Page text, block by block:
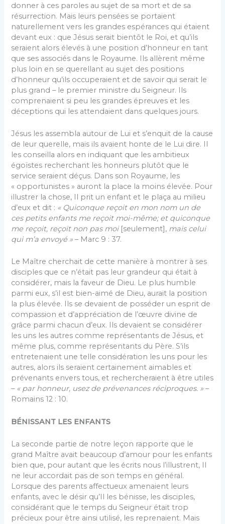
donner à ces paroles au sujet de sa mort et de sa
résurrection. Mais leurs pensées se portaient
naturellement vers les grandes espérances qui étaient
devant eux : que Jésus serait bientôt le Roi, et qu’ils
seraient alors élevés à une position d’honneur en tant
que ses associés dans le Royaume. Ils allèrent même
plus loin en se querellant au sujet des positions
d’honneur qu’ils occuperaient et de savoir qui serait le
plus grand – le premier ministre du Seigneur. Ils
comprenaient si peu les grandes épreuves et les
déceptions qui les attendaient dans quelques jours.
Jésus les assembla autour de Lui et s’enquit de la cause
de leur querelle, mais ils avaient honte de le Lui dire. Il
les conseilla alors en indiquant que les ambitieux
égoïstes recherchant les honneurs plutôt que le
service seraient déçus. Dans son Royaume, les
« opportunistes » auront la place la moins élevée. Pour
illustrer la chose, Il prit un enfant et le plaça au milieu
d’eux et dit : « Quiconque reçoit en mon nom un de
ces petits enfants me reçoit moi-même; et quiconque
me reçoit, reçoit non pas moi[seulement], mais celui
qui m’a envoyé » – Marc 9 : 37.
Le Maître cherchait de cette manière à montrer à ses
disciples que ce n’était pas leur grandeur qui était à
considérer, mais la faveur de Dieu. Le plus humble
parmi eux, s’il est bien-aimé de Dieu, aurait la position
la plus élevée. Ils se devaient de posséder un esprit de
compassion et d’appréciation de l’œuvre divine de
grâce parmi chacun d’eux. Ils devaient se considérer
les uns les autres comme représentants de Jésus, et
même plus, comme représentants du Père. S’ils
entretenaient une telle considération les uns pour les
autres, alors ils seraient certainement aimables et
prévenants envers tous, et rechercheraient à être utiles
– « par honneur, usez de prévenances réciproques. » –
Romains 12 : 10.
BÉNISSANT LES ENFANTS
La seconde partie de notre leçon rapporte que le
grand Maître avait beaucoup d’amour pour les enfants
bien que, pour autant que les écrits nous l’illustrent, Il
ne leur accordait pas de son temps en général.
Lorsque des parents affectueux amenaient leurs
enfants, avec le désir qu’Il les bénisse, les disciples,
considérant que le temps du Seigneur était trop
précieux pour être ainsi utilisé, les reprenaient. Mais